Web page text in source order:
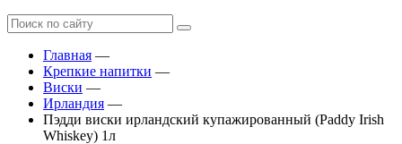
Главная —
Крепкие напитки —
Виски —
Ирландия —
Пэдди виски ирландский купажированный (Paddy Irish
Whiskey) 1л